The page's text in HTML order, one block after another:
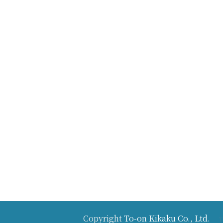
CopyrightTo-on Kikaku Co., Ltd.